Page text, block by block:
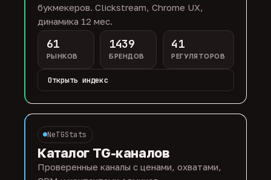
букмекеров. Clickstream, Chrome UX,
динамика 12 мес.
61
РЫНКОВ
1439
БРЕНДОВ
41
РЕГУЛЯТОРОВ
Открыть индекс
NeTGStats
Каталог TG-каналов
Проверенные каналы с ценами, охватами,